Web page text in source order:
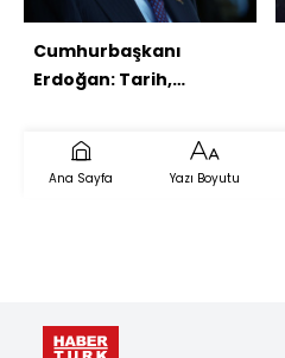
Cumhurbaşkanı
Erdoğan: Tarih,
da düşman olmanın da
sonuçlarıyla doludur
Ana Sayfa Yazı Boyutu